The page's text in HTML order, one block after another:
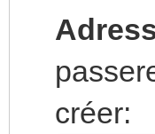
créer: